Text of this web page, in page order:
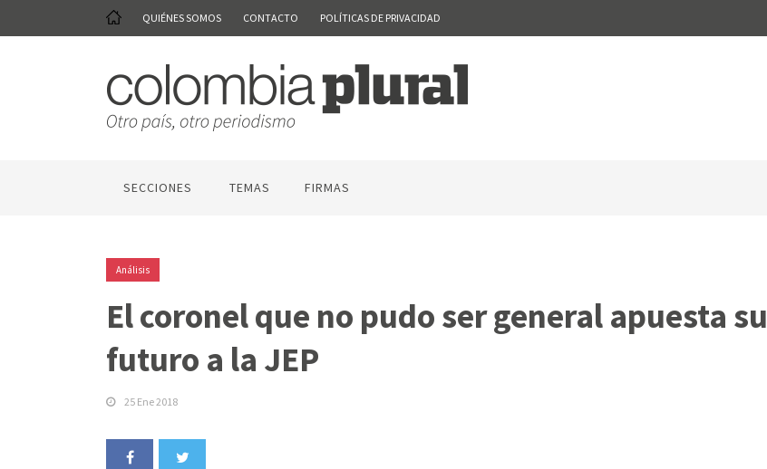
QUIÉNES SOMOS CONTACTO POLÍTICAS DE PRIVACIDAD
SECCIONES TEMAS FIRMAS
Análisis
El coronel que no pudo ser general apuesta su
futuro a la JEP
25 Ene 2018